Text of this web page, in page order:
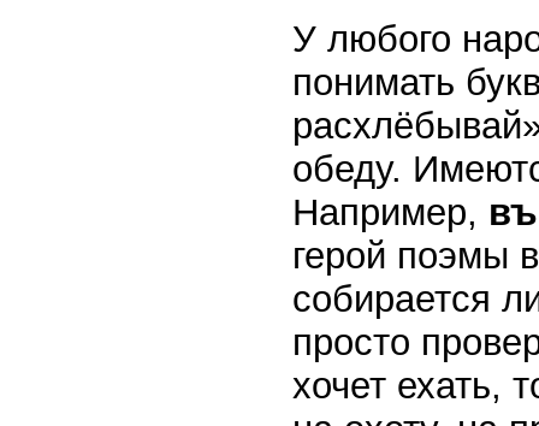
У любого
понимать
обеду.
Например,
герой поэмы
собирается
просто
хочет ехать,